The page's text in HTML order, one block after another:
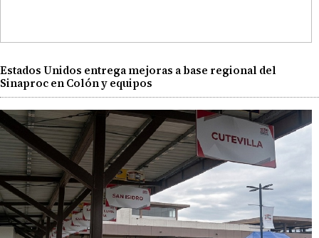
Estados Unidos entrega mejoras a base regional del
Sinaproc en Colón y equipos